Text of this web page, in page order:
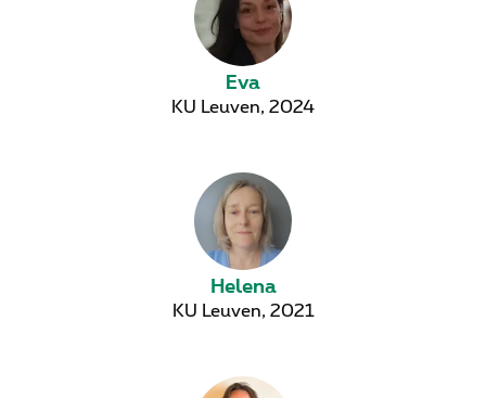
Eva
KU Leuven, 2024
Helena
KU Leuven, 2021